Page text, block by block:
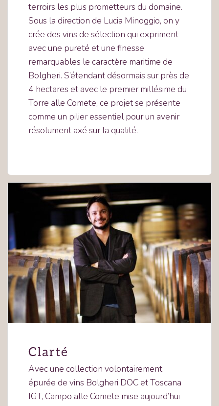
terroirs les plus prometteurs du domaine.
Sous la direction de Lucia Minoggio, on y
crée des vins de sélection qui expriment
avec une pureté et une finesse
remarquables le caractère maritime de
Bolgheri. S’étendant désormais sur près de
4 hectares et avec le premier millésime du
Torre alle Comete, ce projet se présente
comme un pilier essentiel pour un avenir
résolument axé sur la qualité.
Clarté
Avec une collection volontairement
épurée de vins Bolgheri DOC et Toscana
IGT, Campo alle Comete mise aujourd’hui